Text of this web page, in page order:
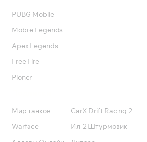
PUBG Mobile
Mobile Legends
Apex Legends
Free Fire
Pioner
Мир танков
Warface
CarX Drift Racing 2
Ил-2 Штурмовик